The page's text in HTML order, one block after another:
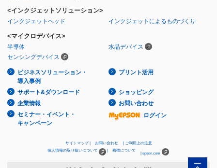
<インクジェットソリューション>
インクジェットヘッド インクジェットによるものづくり
<マイクロデバイス>
半導体
水晶デバイス
センシングデバイス
ビジネスソリューション・
導入事例
プリント活用
サポート&ダウンロード
ショッピング
企業情報
お問い合わせ
セミナー・イベント・
キャンペーン
ログイン
サイトマップ お問い合わせ
ご利用上の注意
個人情報の取り扱いについて
商標について
epson.com